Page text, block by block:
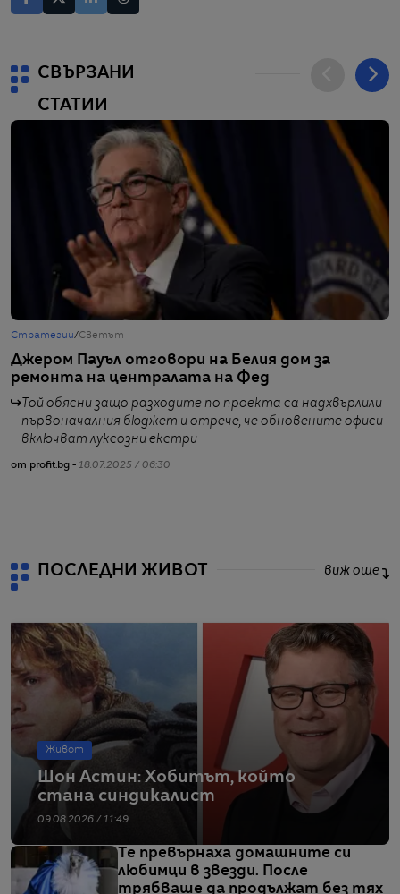
СВЪРЗАНИ
СТАТИИ
Стратегии/Светът
Джером Пауъл отговори на Белия дом за
ремонта на централата на Фед
Той обясни защо разходите по проекта са надхвърлили
първоначалния бюджет и отрече, че обновените офиси
включват луксозни екстри
от profit.bg - 18.07.2025 / 06:30
ПОСЛЕДНИ ЖИВОТ виж още
Живот
Шон Астин: Хобитът, който
стана синдикалист
09.08.2026 / 11:49
Те превърнаха домашните си
любимци в звезди. После
трябваше да продължат без тях